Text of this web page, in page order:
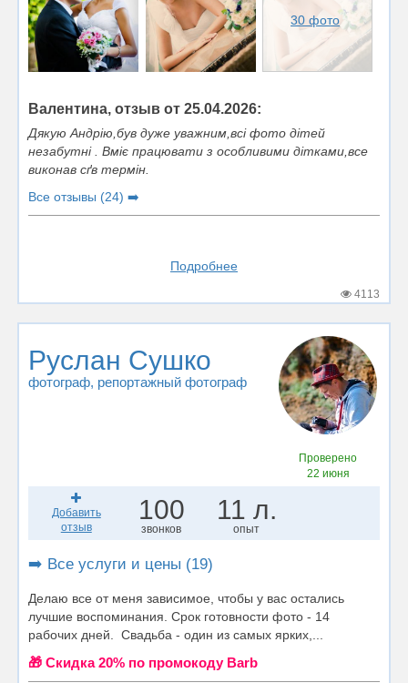
30 фото
Валентина, отзыв от 25.04.2026:
Дякую Андрію,був дуже уважним,всі фото дітей
незабутні . Вміє працювати з особливими дітками,все
виконав сґв термін.
Все отзывы (24) ➡️
Подробнее
4113
Руслан Сушко
фотограф, репортажный фотограф
Проверено
22 июня
Добавить
отзыв
100
звонков
11 л.
опыт
➡️ Все услуги и цены (19)
Делаю все от меня зависимое, чтобы у вас остались
лучшие воспоминания. Срок готовности фото - 14
рабочих дней. Свадьба - один из самых ярких,...
🎁 Cкидка 20% по промокоду Barb